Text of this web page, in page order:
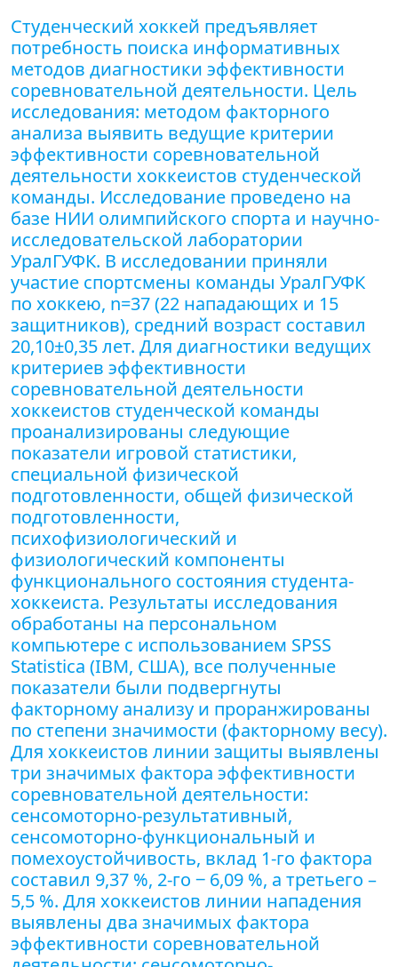
Студенческий хоккей предъявляет
потребность поиска информативных
методов диагностики эффективности
соревновательной деятельности. Цель
исследования: методом факторного
анализа выявить ведущие критерии
эффективности соревновательной
деятельности хоккеистов студенческой
команды. Исследование проведено на
базе НИИ олимпийского спорта и научно-
исследовательской лаборатории
УралГУФК. В исследовании приняли
участие спортсмены команды УралГУФК
по хоккею, n=37 (22 нападающих и 15
защитников), средний возраст составил
20,10±0,35 лет. Для диагностики ведущих
критериев эффективности
соревновательной деятельности
хоккеистов студенческой команды
проанализированы следующие
показатели игровой статистики,
специальной физической
подготовленности, общей физической
подготовленности,
психофизиологический и
физиологический компоненты
функционального состояния студента-
хоккеиста. Результаты исследования
обработаны на персональном
компьютере с использованием SPSS
Statistica (IBM, США), все полученные
показатели были подвергнуты
факторному анализу и проранжированы
по степени значимости (факторному весу).
Для хоккеистов линии защиты выявлены
три значимых фактора эффективности
соревновательной деятельности:
сенсомоторно-результативный,
сенсомоторно-функциональный и
помехоустойчивость, вклад 1-го фактора
составил 9,37 %, 2-го ‒ 6,09 %, а третьего –
5,5 %. Для хоккеистов линии нападения
выявлены два значимых фактора
эффективности соревновательной